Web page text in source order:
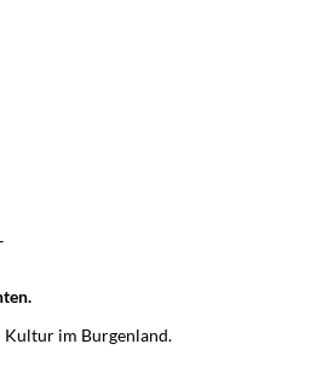
Kultur im Burgenland.